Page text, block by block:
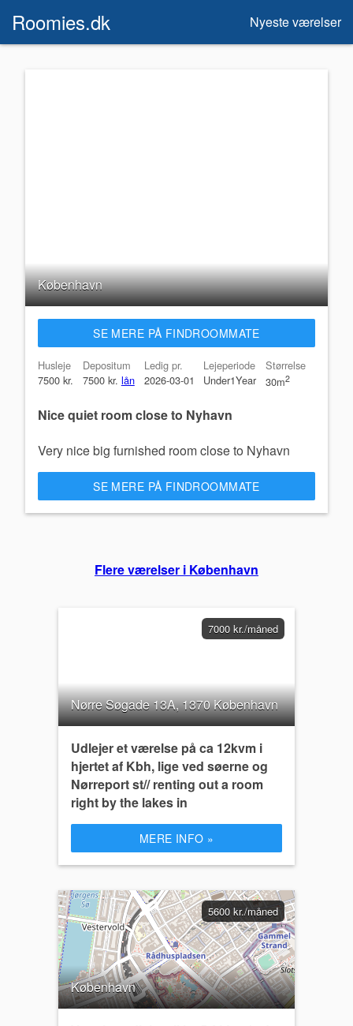
Roomies.dk Nyeste værelser
København
SE MERE PÅ FINDROOMMATE
Husleje
7500 kr.
Depositum
7500 kr. lån
Ledig pr.
2026-03-01
Lejeperiode
Under1Year
Størrelse
30m2
Nice quiet room close to Nyhavn
Very nice big furnished room close to Nyhavn
SE MERE PÅ FINDROOMMATE
Flere værelser i København
7000 kr./måned
Nørre Søgade 13A, 1370 København
Udlejer et værelse på ca 12kvm i
hjertet af Kbh, lige ved søerne og
Nørreport st// renting out a room
right by the lakes in
MERE INFO »
5600 kr./måned
København